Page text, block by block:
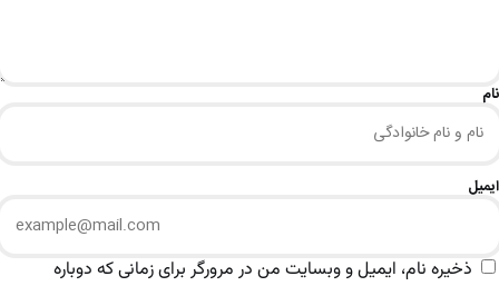
نام
ایمیل
ذخیره نام، ایمیل و وبسایت من در مرورگر برای زمانی که دوباره